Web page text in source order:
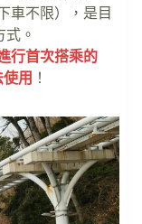
車不限），是目
。
行首次搭乘的
用 ！